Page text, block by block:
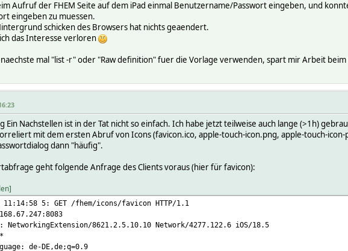
Aufruf der FHEM Seite auf dem iPad einmal Benutzername/Passwort eingeben, und
eingeben zu muessen.
schicken des Browsers hat nichts geaendert.
das Interesse verloren
naechste mal "list -r" oder "Raw definition" fuer die Vorlage verwenden, spart mir Arbeit beim
Ein Nachstellen ist in der Tat nicht so einfach. Ich habe jetzt teilweise auch lange (>1h)
mit dem ersten Abruf von Icons (favicon.ico, apple-touch-icon.png, apple-touch-
dann "häufig".
geht folgende Anfrage des Clients voraus (hier für favicon):
11:14:58 5: GET /fhem/icons/favicon HTTP/1.1
NetworkingExtension/8621.2.5.10.10 Network/4277.122.6 iOS/18.5
de-DE,de;q=0.9